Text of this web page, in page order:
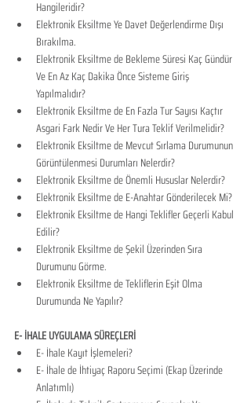
Hangileridir?
Elektronik Eksiltme Ye Davet Değerlendirme Dışı
Bırakılma.
Elektronik Eksiltme de Bekleme Süresi Kaç Gündür
Ve En Az Kaç Dakika Önce Sisteme Giriş
Yapılmalıdır?
Elektronik Eksiltme de En Fazla Tur Sayısı Kaçtır
Asgari Fark Nedir Ve Her Tura Teklif Verilmelidir?
Elektronik Eksiltme de Mevcut Sırlama Durumunun
Görüntülenmesi Durumları Nelerdir?
Elektronik Eksiltme de Önemli Hususlar Nelerdir?
Elektronik Eksiltme de E-Anahtar Gönderilecek Mi?
Elektronik Eksiltme de Hangi Teklifler Geçerli Kabul
Edilir?
Elektronik Eksiltme de Şekil Üzerinden Sıra
Durumunu Görme.
Elektronik Eksiltme de Tekliflerin Eşit Olma
Durumunda Ne Yapılır?
E- İHALE UYGULAMA SÜREÇLERİ
​E- İhale Kayıt İşlemeleri?
E- İhale de İhtiyaç Raporu Seçimi (Ekap Üzerinde
Anlatımlı)